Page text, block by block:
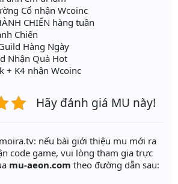
Cổ nhận Wcoinc
CHIẾN hàng tuần
Chiến
Hàng Ngày
Nhận Quà Hot
+ K4 nhận Wcoinc
Hãy đánh giá MU này!
nếu bài giới thiệu mu mới ra
code game, vui lòng tham gia trực
mu-aeon.com theo đường dẫn sau: